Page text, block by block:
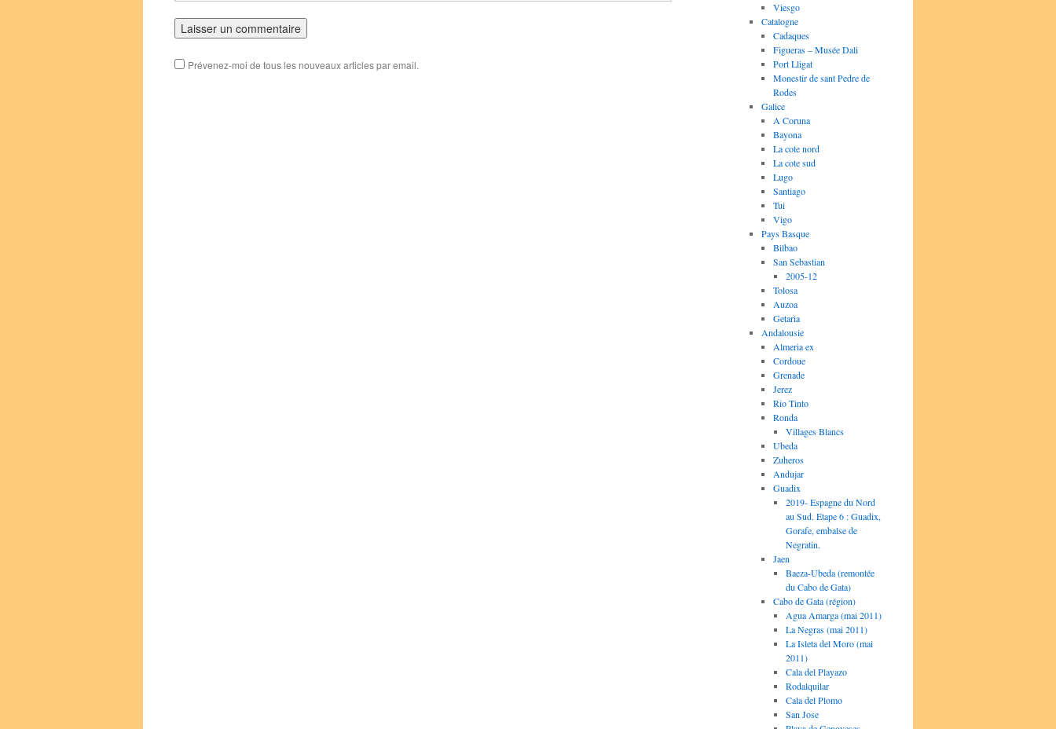
Prévenez-moi de tous les nouveaux articles par email.
Viesgo
Catalogne
Cadaques
Figueras – Musée Dali
Port Lligat
Monestir de sant Pedre de
Rodes
Galice
A Coruna
Bayona
La cote nord
La cote sud
Lugo
Santiago
Tui
Vigo
Pays Basque
Bilbao
San Sebastian
2005-12
Tolosa
Auzoa
Getaria
Andalousie
Almeria ex
Cordoue
Grenade
Jerez
Rio Tinto
Ronda
Villages Blancs
Ubeda
Zuheros
Andujar
Guadix
2019- Espagne du Nord
au Sud. Etape 6 : Guadix,
Gorafe, embalse de
Negratin.
Jaen
Baeza-Ubeda (remontée
du Cabo de Gata)
Cabo de Gata (région)
Agua Amarga (mai 2011)
La Negras (mai 2011)
La Isleta del Moro (mai
2011)
Cala del Playazo
Rodalquilar
Cala del Plomo
San Jose